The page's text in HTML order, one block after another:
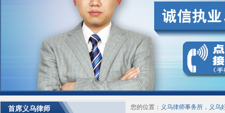
首席义乌律师 您的位置： 义乌律师事务所，义乌